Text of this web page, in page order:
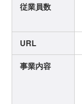
従業員数
URL
事業内容